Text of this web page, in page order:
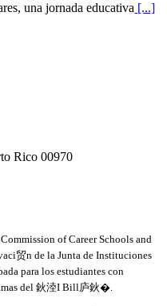
una jornada educativa [...]
Rico 00970
of Career Schools and
贸n de la Junta de Instituciones
para los estudiantes con
del 鈥淕I Bill庐鈥�.